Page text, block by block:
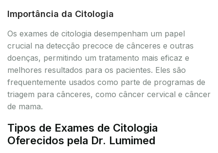
Importância da Citologia
Os exames de citologia desempenham um papel
crucial na detecção precoce de cânceres e outras
doenças, permitindo um tratamento mais eficaz e
melhores resultados para os pacientes. Eles são
frequentemente usados como parte de programas de
triagem para cânceres, como câncer cervical e câncer
de mama.
Tipos de Exames de Citologia
Oferecidos pela Dr. Lumimed